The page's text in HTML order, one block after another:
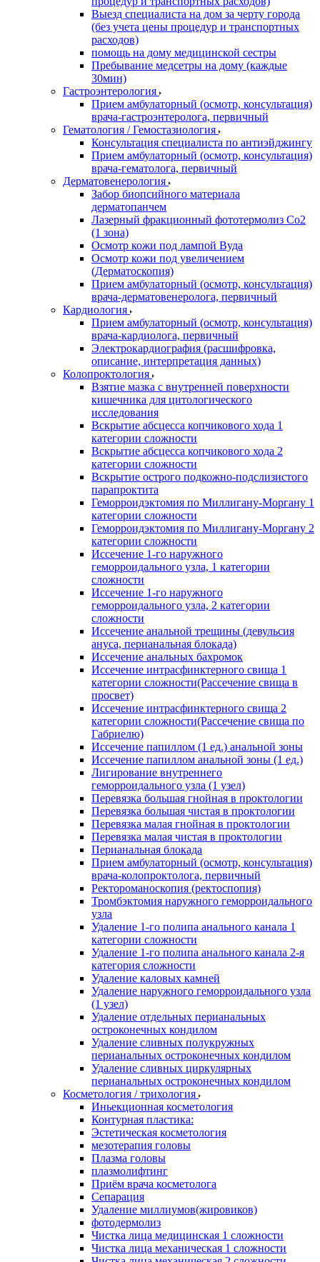
Выезд специалиста на дом за черту города
(без учета цены процедур и транспортных
расходов)
помощь на дому медицинской сестры
Пребывание медсетры на дому (каждые
30мин)
Гастроэнтерология
Прием амбулаторный (осмотр, консультация)
врача-гастроэнтеролога, первичный
Гематология / Гемостазиология
Консультация специалиста по антиэйджингу
Прием амбулаторный (осмотр, консультация)
врача-гематолога, первичный
Дерматовенерология
Забор биопсийного материала
дерматопанчем
Лазерный фракционный фототермолиз Со2
(1 зона)
Осмотр кожи под лампой Вуда
Осмотр кожи под увеличением
(Дерматоскопия)
Прием амбулаторный (осмотр, консультация)
врача-дерматовенеролога, первичный
Кардиология
Прием амбулаторный (осмотр, консультация)
врача-кардиолога, первичный
Электрокардиография (расшифровка,
описание, интерпретация данных)
Колопроктология
Взятие мазка с внутренней поверхности
кишечника для цитологического
исследования
Вскрытие абсцесса копчикового хода 1
категории сложности
Вскрытие абсцесса копчикового хода 2
категории сложности
Вскрытие острого подкожно-подслизистого
парапроктита
Геморроидэктомия по Миллигану-Моргану 1
категории сложности
Геморроидэктомия по Миллигану-Моргану 2
категории сложности
Иссечение 1-го наружного
геморроидального узла, 1 категории
сложности
Иссечение 1-го наружного
геморроидального узла, 2 категории
сложности
Иссечение анальной трещины (девульсия
ануса, перианальная блокада)
Иссечение анальных бахромок
Иссечение интрасфинктерного свища 1
категории сложности(Рассечение свища в
просвет)
Иссечение интрасфинктерного свища 2
категории сложности(Рассечение свища по
Габриелю)
Иссечение папиллом (1 ед.) анальной зоны
Иссечение папиллом анальной зоны (1 ед.)
Лигирование внутреннего
геморроидального узла (1 узел)
Перевязка большая гнойная в проктологии
Перевязка большая чистая в проктологии
Перевязка малая гнойная в проктологии
Перевязка малая чистая в проктологии
Перианальная блокада
Прием амбулаторный (осмотр, консультация)
врача-колопроктолога, первичный
Ректороманоскопия (ректоспопия)
Тромбэктомия наружного геморроидального
узла
Удаление 1-го полипа анального канала 1
категории сложности
Удаление 1-го полипа анального канала 2-я
категория сложности
Удаление каловых камней
Удаление наружного геморроидального узла
(1 узел)
Удаление отдельных перианальных
остроконечных кондилом
Удаление сливных полукружных
перианальных остроконечных кондилом
Удаление сливных циркулярных
перианальных остроконечных кондилом
Косметология / трихология
Иньекционная косметология
Контурная пластика:
Эстетическая косметология
мезотерапия головы
Плазма головы
плазмолифтинг
Приём врача косметолога
Сепарация
Удаление миллиумов(жировиков)
фотодермолиз
Чистка лица медицинская 1 сложности
Чистка лица механическая 1 сложности